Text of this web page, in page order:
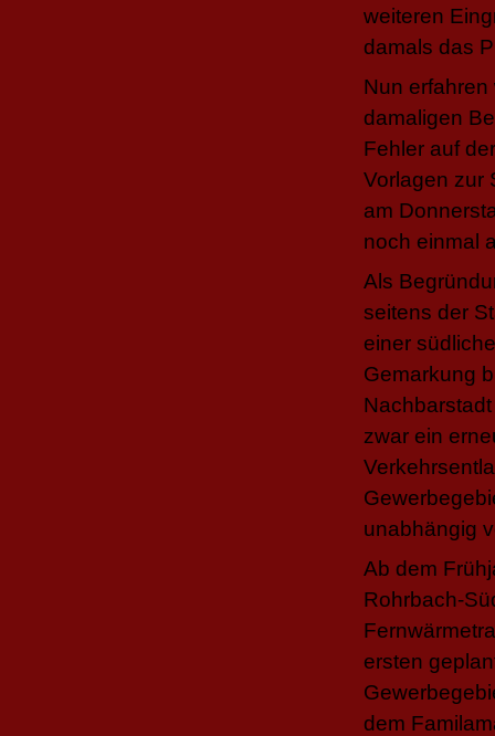
weiteren
damals das
Nun
damaligen
Fehler auf
Vorlagen zur
am
noch einmal
Als
seitens der
einer
Gemarkung
zwar ein
unabhängig
Ab dem
Rohrbach-
ersten
dem